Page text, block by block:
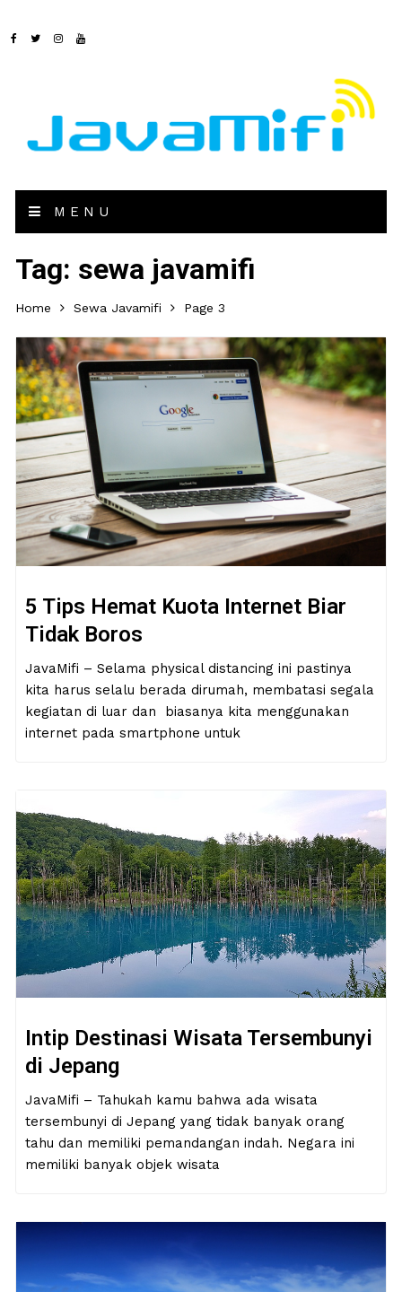
MENU
Tag: sewa javamifi
Home Sewa Javamifi Page 3
5 Tips Hemat Kuota Internet Biar
Tidak Boros
JavaMifi – Selama physical distancing ini pastinya
kita harus selalu berada dirumah, membatasi segala
kegiatan di luar dan biasanya kita menggunakan
internet pada smartphone untuk
Intip Destinasi Wisata Tersembunyi
di Jepang
JavaMifi – Tahukah kamu bahwa ada wisata
tersembunyi di Jepang yang tidak banyak orang
tahu dan memiliki pemandangan indah. Negara ini
memiliki banyak objek wisata